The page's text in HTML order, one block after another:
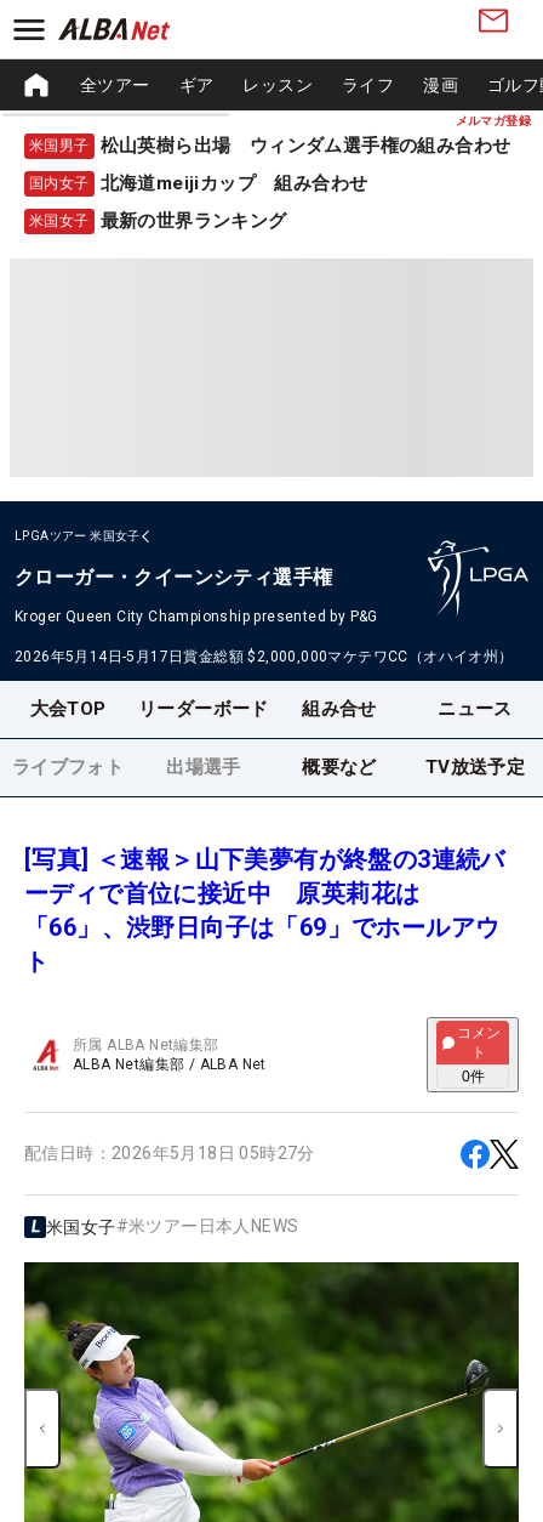
メルマガ登録
全ツアー ギア レッスン ライフ 漫画 ゴル
米国男子 松山英樹ら出場 ウィンダム選手権の組み合わせ
国内女子 北海道meijiカップ 組み合わせ
米国女子 最新の世界ランキング
LPGAツアー 米国女子
クローガー・クイーンシティ選手権
Kroger Queen City Championship presented by P&G
2026年5月14日-5月17日賞金総額 $2,000,000マケテワCC（オハイオ州）
大会TOP リーダーボード 組み合せ ニュース
ライブフォト 出場選手 概要など TV放送予定
[写真] ＜速報＞山下美夢有が終盤の3連続バ
ーディで首位に接近中 原英莉花は
「66」、渋野日向子は「69」でホールアウ
ト
所属ALBA Net編集部
ALBA Net編集部 / ALBA Net
コメン
ト
0件
配信日時： 2026年5月18日 05時27分
米国女子#米ツアー日本人NEWS